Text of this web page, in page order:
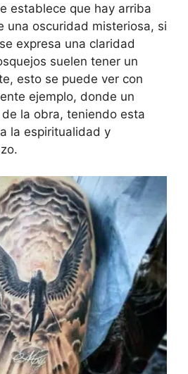
establece que hay arriba
una oscuridad misteriosa, si
expresa una claridad
suelen tener un
esto se puede ver con
ejemplo, donde un
la obra, teniendo esta
la espiritualidad y